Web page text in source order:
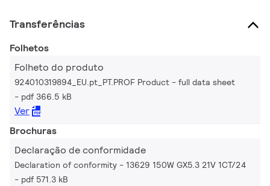
Transferências
Folhetos
Folheto do produto
924010319894_EU.pt_PT.PROF Product - full data sheet
pdf 366.5 kB
Ver
Brochuras
Declaração de conformidade
Declaration of conformity - 13629 150W GX5.3 21V 1CT/24
pdf 571.3 kB